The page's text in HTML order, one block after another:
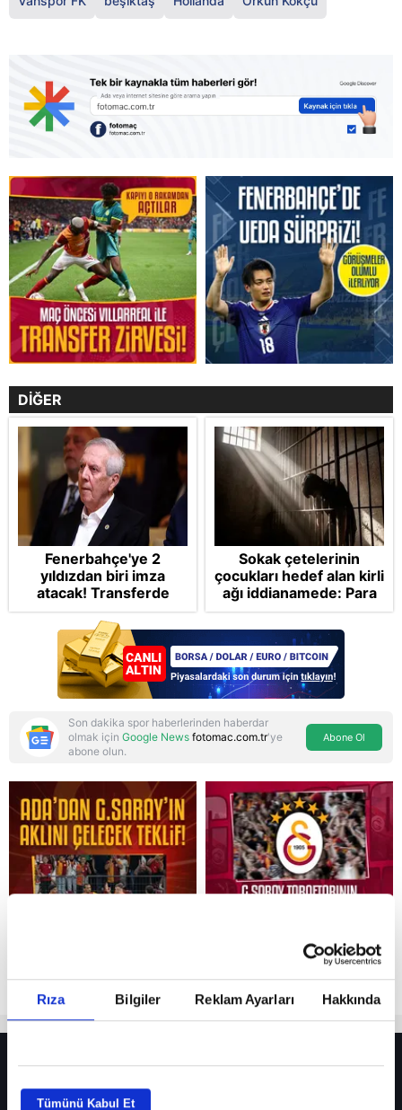
Rıza Bilgiler Reklam Ayarları Hakkında
Tümünü Kabul Et
Reddet
DİĞER
Fenerbahçe'ye 2
yıldızdan biri imza
atacak! Transferde
golcü harekatı...
Sokak çetelerinin
çocukları hedef alan kirli
ağı iddianamede: Para
vaat ettiler oyunlardan
talimat verdiler
Son dakika spor haberlerinden haberdar
olmak için Google News fotomac.com.tr'ye
abone olun.
Abone Ol
Fenerbahçe’de sürpriz ayrılık ihtimali! Devre arasında gelmişti